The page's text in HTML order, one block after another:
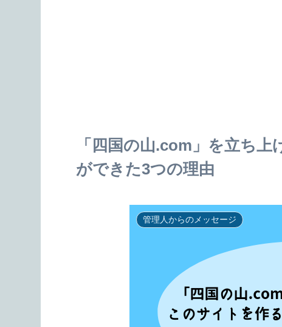
「四国の山.com」を立ち
ができた3つの理由
管理人からのメッセージ